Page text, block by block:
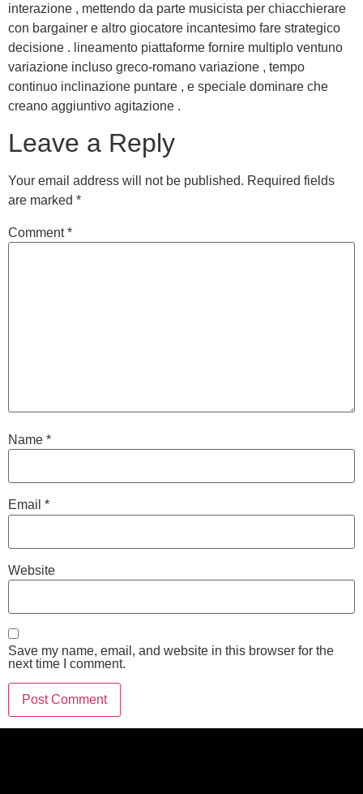
interazione , mettendo da parte musicista per chiacchierare
con bargainer e altro giocatore incantesimo fare strategico
decisione . lineamento piattaforme fornire multiplo ventuno
variazione incluso greco-romano variazione , tempo
continuo inclinazione puntare , e speciale dominare che
creano aggiuntivo agitazione .
Leave a Reply
Your email address will not be published. Required fields
are marked *
Comment*
Name *
Email *
Website
Save my name, email, and website in this browser for the
next time I comment.